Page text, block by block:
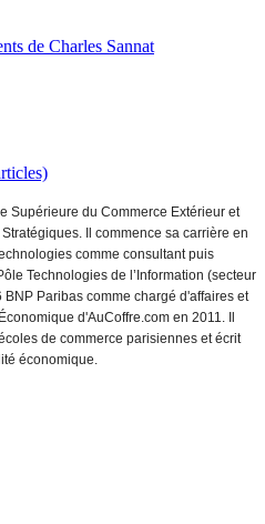
de Charles Sannat
Supérieure du Commerce Extérieur et
Il commence sa carrière en
comme consultant puis
Technologies de l’Information (secteur
Paribas comme chargé d'affaires et
d'AuCoffre.com en 2011. Il
de commerce parisiennes et écrit
économique.